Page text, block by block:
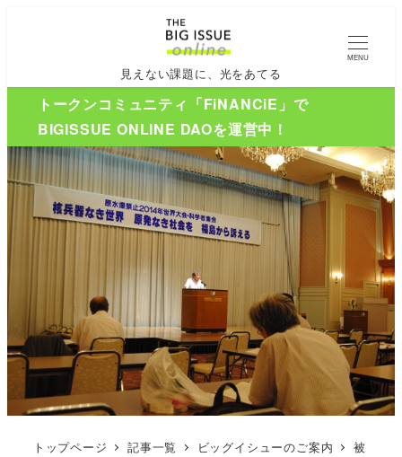
見えない課題に、光をあてる
MENU
トークンコミュニティ「FiNANCiE」で
BIGISSUE ONLINE DAOを運営中！
トップページ 記事一覧 ビッグイシューのご案内
被